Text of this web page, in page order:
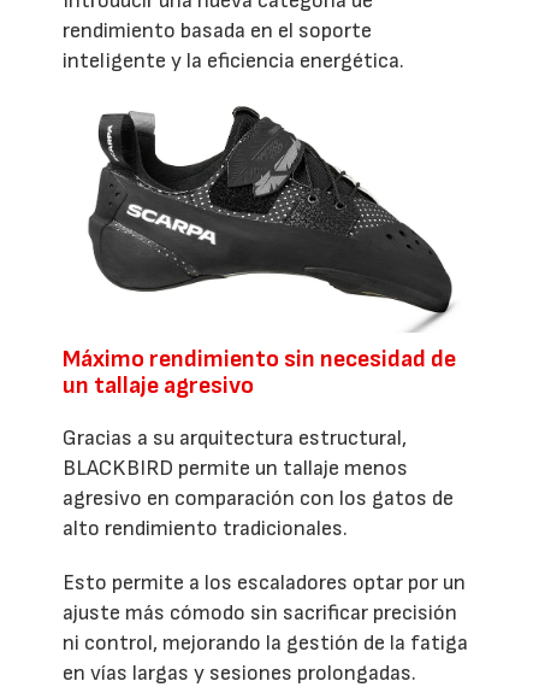
rendimiento basada en el soporte
inteligente y la eficiencia energética.
Máximo rendimiento sin necesidad de
un tallaje agresivo
Gracias a su arquitectura estructural,
BLACKBIRD permite un tallaje menos
agresivo en comparación con los gatos de
alto rendimiento tradicionales.
Esto permite a los escaladores optar por un
ajuste más cómodo sin sacrificar precisión
ni control, mejorando la gestión de la fatiga
en vías largas y sesiones prolongadas.